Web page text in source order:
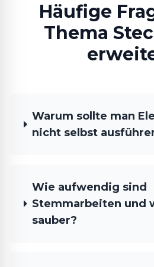
Häufige
Thema
Warum sollte man
nicht selbst
Wie aufwendig sind
Stemmarbeiten und
sauber?